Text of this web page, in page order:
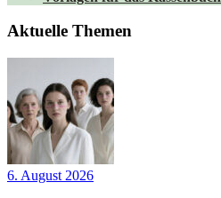
Aktuelle Themen
6. August 2026